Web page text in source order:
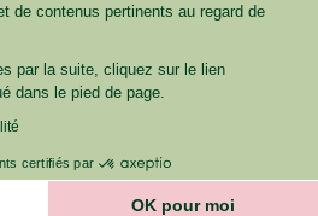
de contenus pertinents au regard de
par la suite, cliquez sur le lien
dans le pied de page.
certifiés par
OK pour moi
centralisées / paiement